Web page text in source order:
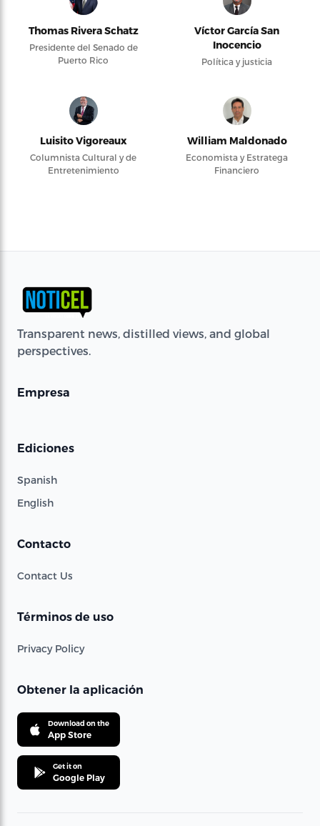
Thomas Rivera Schatz
Presidente del Senado de
Puerto Rico
Víctor García San
Inocencio
Política y justicia
Luisito Vigoreaux
Columnista Cultural y de
Entretenimiento
William Maldonado
Economista y Estratega
Financiero
Transparent news, distilled views, and global
perspectives.
Empresa
Ediciones
Spanish
English
Contacto
Contact Us
Términos de uso
Privacy Policy
Obtener la aplicación
Download on the
App Store
Get it on
Google Play